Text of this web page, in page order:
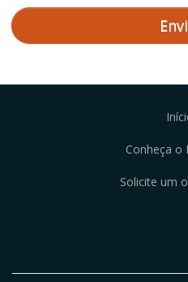
Conheça o
Solicite um